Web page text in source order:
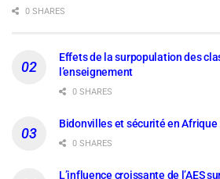
0 SHARES
Effets de la surpopulation des
l’enseignement
0 SHARES
Bidonvilles et sécurité en Afrique
0 SHARES
L’influence croissante de l’AES